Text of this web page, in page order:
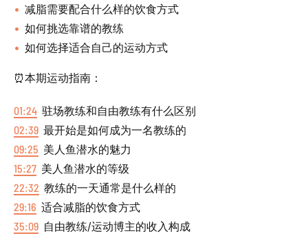
减脂需要配合什么样的饮食方式
如何挑选靠谱的教练
如何选择适合自己的运动方式
⏰本期运动指南：
01:24 驻场教练和自由教练有什么区别
02:39 最开始是如何成为一名教练的
09:25 美人鱼潜水的魅力
15:27 美人鱼潜水的等级
22:32 教练的一天通常是什么样的
29:16 适合减脂的饮食方式
35:09 自由教练/运动博主的收入构成